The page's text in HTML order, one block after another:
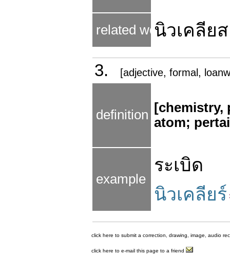
related wordนิวเคลียส
3. [adjective, formal,
definition [chemistry,
atom;
example
ระเบิด
นิวเคลียร์
click here to submit a correction, drawing, image, audio
click here to e-mail this page to a friend